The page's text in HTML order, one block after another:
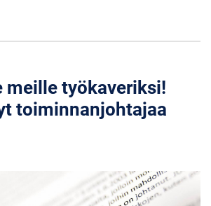
meille työkaveriksi!
toiminnanjohtajaa